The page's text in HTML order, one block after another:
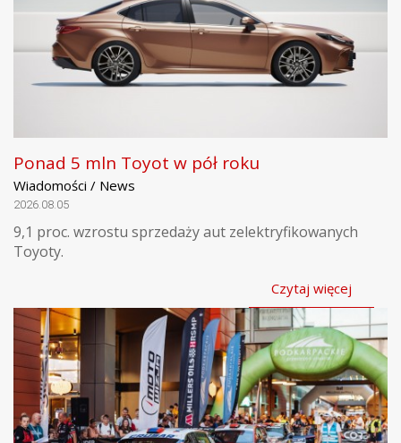
Ponad 5 mln Toyot w pół roku
Wiadomości / News
2026.08.05
9,1 proc. wzrostu sprzedaży aut zelektryfikowanych
Toyoty.
Czytaj więcej